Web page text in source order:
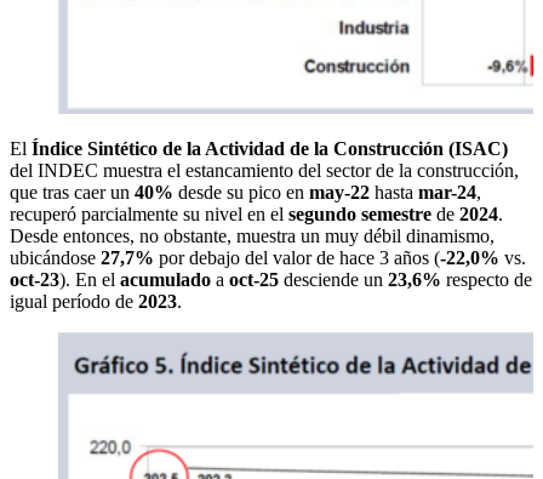
El Índice Sintético de la Actividad de la Construcción (ISAC)
del INDEC muestra el estancamiento del sector de la construcción,
que tras caer un 40% desde su pico en may-22 hasta mar-24,
recuperó parcialmente su nivel en el segundo semestre de 2024.
Desde entonces, no obstante, muestra un muy débil dinamismo,
ubicándose 27,7% por debajo del valor de hace 3 años (-22,0% vs.
oct-23). En el acumulado a oct-25 desciende un 23,6% respecto de
igual período de 2023.